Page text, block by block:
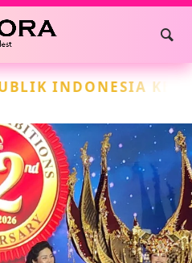
KE-81 (17 AGUSTUS